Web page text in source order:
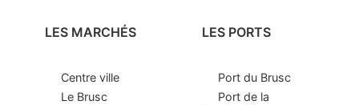
LES MARCHÉS
Centre ville
Le Brusc
LES PORTS
Port du Brusc
Port de la